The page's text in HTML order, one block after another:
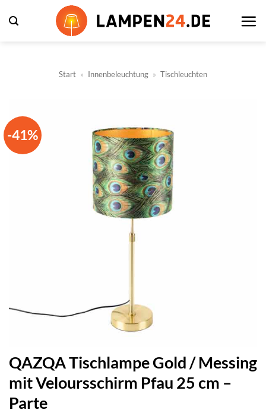
Inhalt
Start » Innenbeleuchtung » Tischleuchten
-41%
QAZQA Tischlampe Gold / Messing
mit Veloursschirm Pfau 25 cm –
Parte